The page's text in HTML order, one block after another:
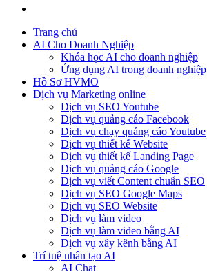
Trang chủ
AI Cho Doanh Nghiệp
Khóa học AI cho doanh nghiệp
Ứng dụng AI trong doanh nghiệp
Hồ Sơ HVMO
Dịch vụ Marketing online
Dịch vụ SEO Youtube
Dịch vụ quảng cáo Facebook
Dịch vụ chạy quảng cáo Youtube
Dịch vụ thiết kế Website
Dịch vụ thiết kế Landing Page
Dịch vụ quảng cáo Google
Dịch vụ viết Content chuẩn SEO
Dịch vụ SEO Google Maps
Dịch vụ SEO Website
Dịch vụ làm video
Dịch vụ làm video bằng AI
Dịch vụ xây kênh bằng AI
Trí tuệ nhân tạo AI
AI Chat